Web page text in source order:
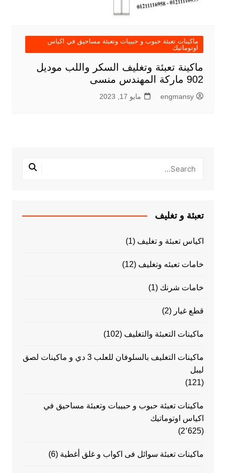
ماكينات تعبئة حبوب و حبيبات وتعبئة مساحيق في اكياس
اوتوماتيك
ماكينة تعبئة وتغليف السكر واللب موديل
902 ماركة المهندس منسى
engmansy مايو 17, 2023
تعبئة و تغليف
اكياس تعبئة و تغليف (1)
خامات تعبئه وتغليف (12)
خامات شرنك (1)
قطع غيار (2)
ماكينات التعبئة والتغليف (102)
ماكينات التغليف بالسلوفان للعلب 3 دي و ماكينات لصق
ليبل
(121)
ماكينات تعبئة حبوب و حبيبات وتعبئة مساحيق في
اكياس اوتوماتيك
(2٬625)
ماكينات تعبئة سوائل فى اكواب و غلق أغطية (6)